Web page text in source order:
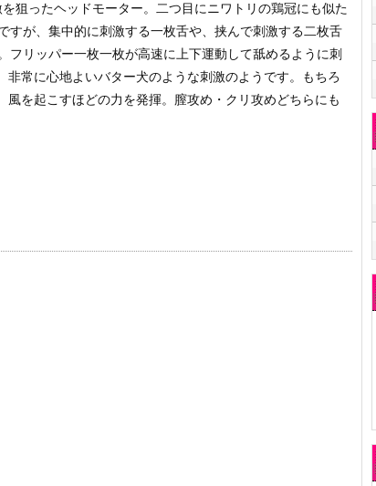
狙ったヘッドモーター。二つ目にニワトリの鶏冠にも似た
すが、集中的に刺激する一枚舌や、挟んで刺激する二枚舌
リッパー一枚一枚が高速に上下運動して舐めるように刺
常に心地よいバター犬のような刺激のようです。もちろ
を起こすほどの力を発揮。膣攻め・クリ攻めどちらにも